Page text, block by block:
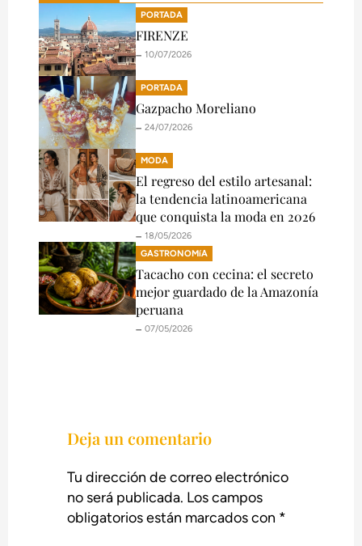
PORTADA
FIRENZE
🗕️ 10/07/2026
PORTADA
Gazpacho Moreliano
🗕️ 24/07/2026
MODA
El regreso del estilo artesanal:
la tendencia latinoamericana
que conquista la moda en 2026
🗕️ 18/05/2026
GASTRONOMíA
Tacacho con cecina: el secreto
mejor guardado de la Amazonía
peruana
🗕️ 07/05/2026
Deja un comentario
Tu dirección de correo electrónico
no será publicada. Los campos
obligatorios están marcados con *